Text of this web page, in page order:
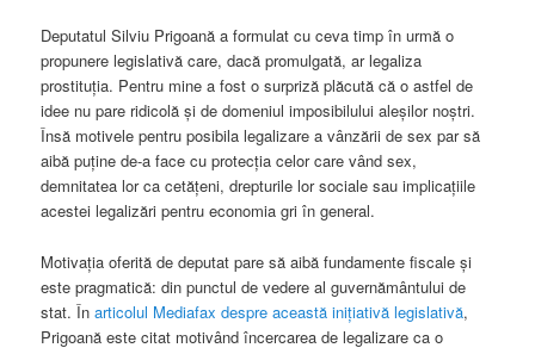
Deputatul Silviu Prigoană a formulat cu ceva timp în urmă o
propunere legislativă care, dacă promulgată, ar legaliza
prostituția. Pentru mine a fost o surpriză plăcută că o astfel de
idee nu pare ridicolă și de domeniul imposibilului aleșilor noștri.
Însă motivele pentru posibila legalizare a vânzării de sex par să
aibă puține de-a face cu protecția celor care vând sex,
demnitatea lor ca cetățeni, drepturile lor sociale sau implicațiile
acestei legalizări pentru economia gri în general.
Motivația oferită de deputat pare să aibă fundamente fiscale și
este pragmatică: din punctul de vedere al guvernământului de
stat. Înarticolul Mediafax despre această inițiativă legislativă,
Prigoană este citat motivând încercarea de legalizare ca o